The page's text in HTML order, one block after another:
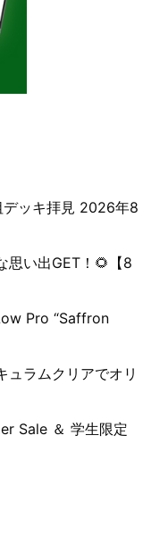
デッキ拝見 2026年8
思い出GET！🌻【8
Pro “Saffron
ュラムクリアでオリ
Sale ＆ 学生限定